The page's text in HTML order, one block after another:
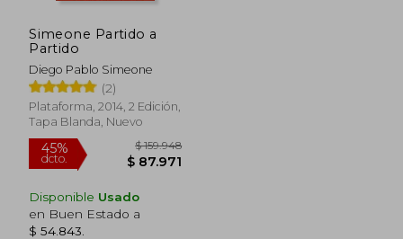
Simeone Partido a
Partido
Diego Pablo Simeone
(2)
Plataforma, 2014, 2 Edición,
Tapa Blanda, Nuevo
Disponible Usado
en Buen Estado a
$ 54.843